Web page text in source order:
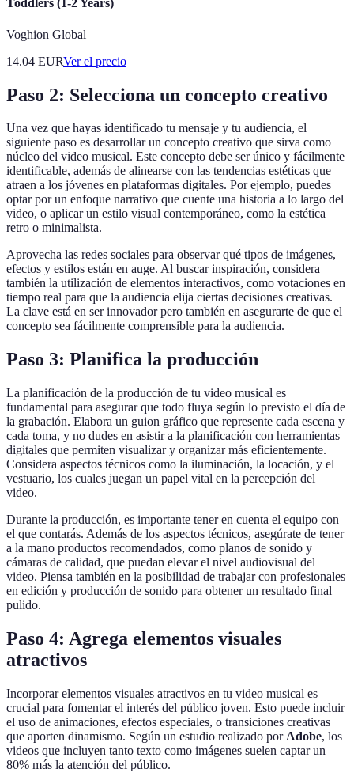
Toddlers (1-2 Years)
Voghion Global
14.04 EURVer el precio
Paso 2: Selecciona un concepto creativo
Una vez que hayas identificado tu mensaje y tu audiencia, el
siguiente paso es desarrollar un concepto creativo que sirva como
núcleo del video musical. Este concepto debe ser único y fácilmente
identificable, además de alinearse con las tendencias estéticas que
atraen a los jóvenes en plataformas digitales. Por ejemplo, puedes
optar por un enfoque narrativo que cuente una historia a lo largo del
video, o aplicar un estilo visual contemporáneo, como la estética
retro o minimalista.
Aprovecha las redes sociales para observar qué tipos de imágenes,
efectos y estilos están en auge. Al buscar inspiración, considera
también la utilización de elementos interactivos, como votaciones en
tiempo real para que la audiencia elija ciertas decisiones creativas.
La clave está en ser innovador pero también en asegurarte de que el
concepto sea fácilmente comprensible para la audiencia.
Paso 3: Planifica la producción
La planificación de la producción de tu video musical es
fundamental para asegurar que todo fluya según lo previsto el día de
la grabación. Elabora un guion gráfico que represente cada escena y
cada toma, y no dudes en asistir a la planificación con herramientas
digitales que permiten visualizar y organizar más eficientemente.
Considera aspectos técnicos como la iluminación, la locación, y el
vestuario, los cuales juegan un papel vital en la percepción del
video.
Durante la producción, es importante tener en cuenta el equipo con
el que contarás. Además de los aspectos técnicos, asegúrate de tener
a la mano productos recomendados, como planos de sonido y
cámaras de calidad, que puedan elevar el nivel audiovisual del
video. Piensa también en la posibilidad de trabajar con profesionales
en edición y producción de sonido para obtener un resultado final
pulido.
Paso 4: Agrega elementos visuales
atractivos
Incorporar elementos visuales atractivos en tu video musical es
crucial para fomentar el interés del público joven. Esto puede incluir
el uso de animaciones, efectos especiales, o transiciones creativas
que aporten dinamismo. Según un estudio realizado por Adobe, los
videos que incluyen tanto texto como imágenes suelen captar un
80% más la atención del público.